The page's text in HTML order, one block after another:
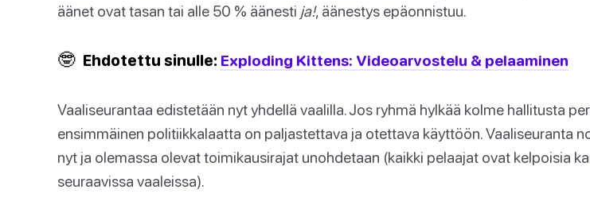
äänet ovat tasan tai alle 50 % äänesti ja!, äänestys epäonnistuu.
🤓 Ehdotettu sinulle: Exploding Kittens: Videoarvostelu & pelaaminen
Vaaliseurantaa edistetään nyt yhdellä vaalilla. Jos ryhmä hylkää kolme hallitusta
ensimmäinen politiikkalaatta on paljastettava ja otettava käyttöön. Vaaliseuranta
nyt ja olemassa olevat toimikausirajat unohdetaan (kaikki pelaajat ovat kelpoisia
seuraavissa vaaleissa).